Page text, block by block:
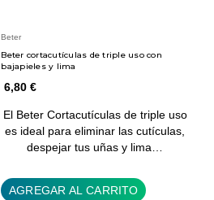
Beter
Beter cortacutículas de triple uso con
bajapieles y lima
6,80 €
El Beter Cortacutículas de triple uso
es ideal para eliminar las cutículas,
despejar tus uñas y lima…
AGREGAR AL CARRITO